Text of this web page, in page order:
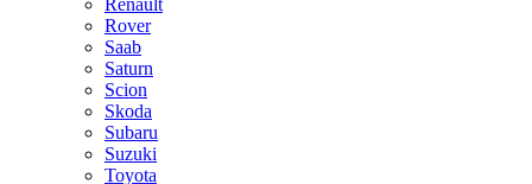
Renault
Rover
Saab
Saturn
Scion
Skoda
Subaru
Suzuki
Toyota